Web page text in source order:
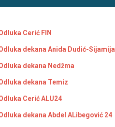
Cerić FIN
dekana Anida Dudić-Sijamija
dekana Nedžma
dekana Temiz
Cerić ALU24
dekana Abdel ALibegović 24